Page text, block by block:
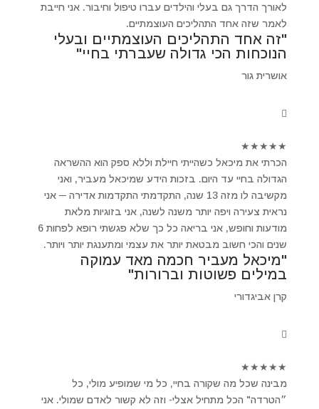
לאורך הדרך גם בעלי והילדים עברו טיפול וחיבור. אני חייבת
לאמר שזה אחד התהליכים העוצמתיים.
"זה אחד התהליכים העוצמתיים ובעלי
הנוכחות הכי גדולה שעברתי בחיי"
אושרית גור
★
★
★
★
★
הכרתי את מיכאל כשהייתי חיילת וללא ספק הוא ההשראה
הגדולה בחיי עד היום. בזכות הידע שמיכאל מעביר, ואני
מקשיבה לו מזה 13 שנה, התקדמתי התקדמות אדירה ─ אני
נראית צעירה ויפה יותר משנה לשנה, אני בזוגיות מלאת
מודעות וחופש, אני בריאה כל כך שלא פגשתי רופא לפחות 6
שנים והכי חשוב מבטאת יותר את עצמי ומתענגת יותר ויותר.
"מיכאל מעביר חכמה מאד עמוקה
במילים פשוטות וברורות"
קרן אביגדורי
★
★
★
★
★
מבינה שכל מה שקורה בחיי, כל מי שמופיע מולי, כל
״הטרדה" הכל מתחיל אצלי- וזה לא קשור לאדם שמולי. אני